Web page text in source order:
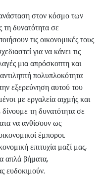
στον κόσμο των
τη δυνατότητα σε
τις οικονομικές τους
για να κάνει τις
μια απρόσκοπτη και
πολυπλοκότητα
εξερεύνηση αυτού του
με εργαλεία αιχμής και
τη δυνατότητα σε
να ανθίσουν ως
έμποροι.
επιτυχία μαζί μας,
απλά βήματα,
ευδοκιμούν.